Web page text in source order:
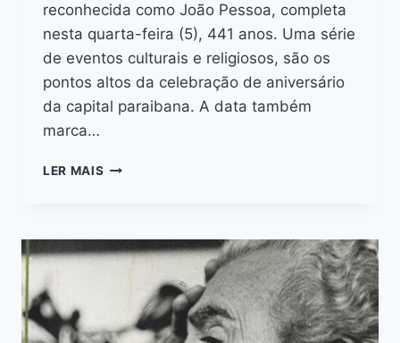
reconhecida como João Pessoa, completa
nesta quarta-feira (5), 441 anos. Uma série
de eventos culturais e religiosos, são os
pontos altos da celebração de aniversário
da capital paraibana. A data também
marca…
LER MAIS